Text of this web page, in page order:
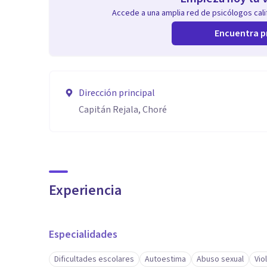
Accede a una amplia red de psicólogos
Encuentra
Dirección principal
Capitán Rejala, Choré
Experiencia
Especialidades
Dificultades escolares Autoestima Abuso sexual